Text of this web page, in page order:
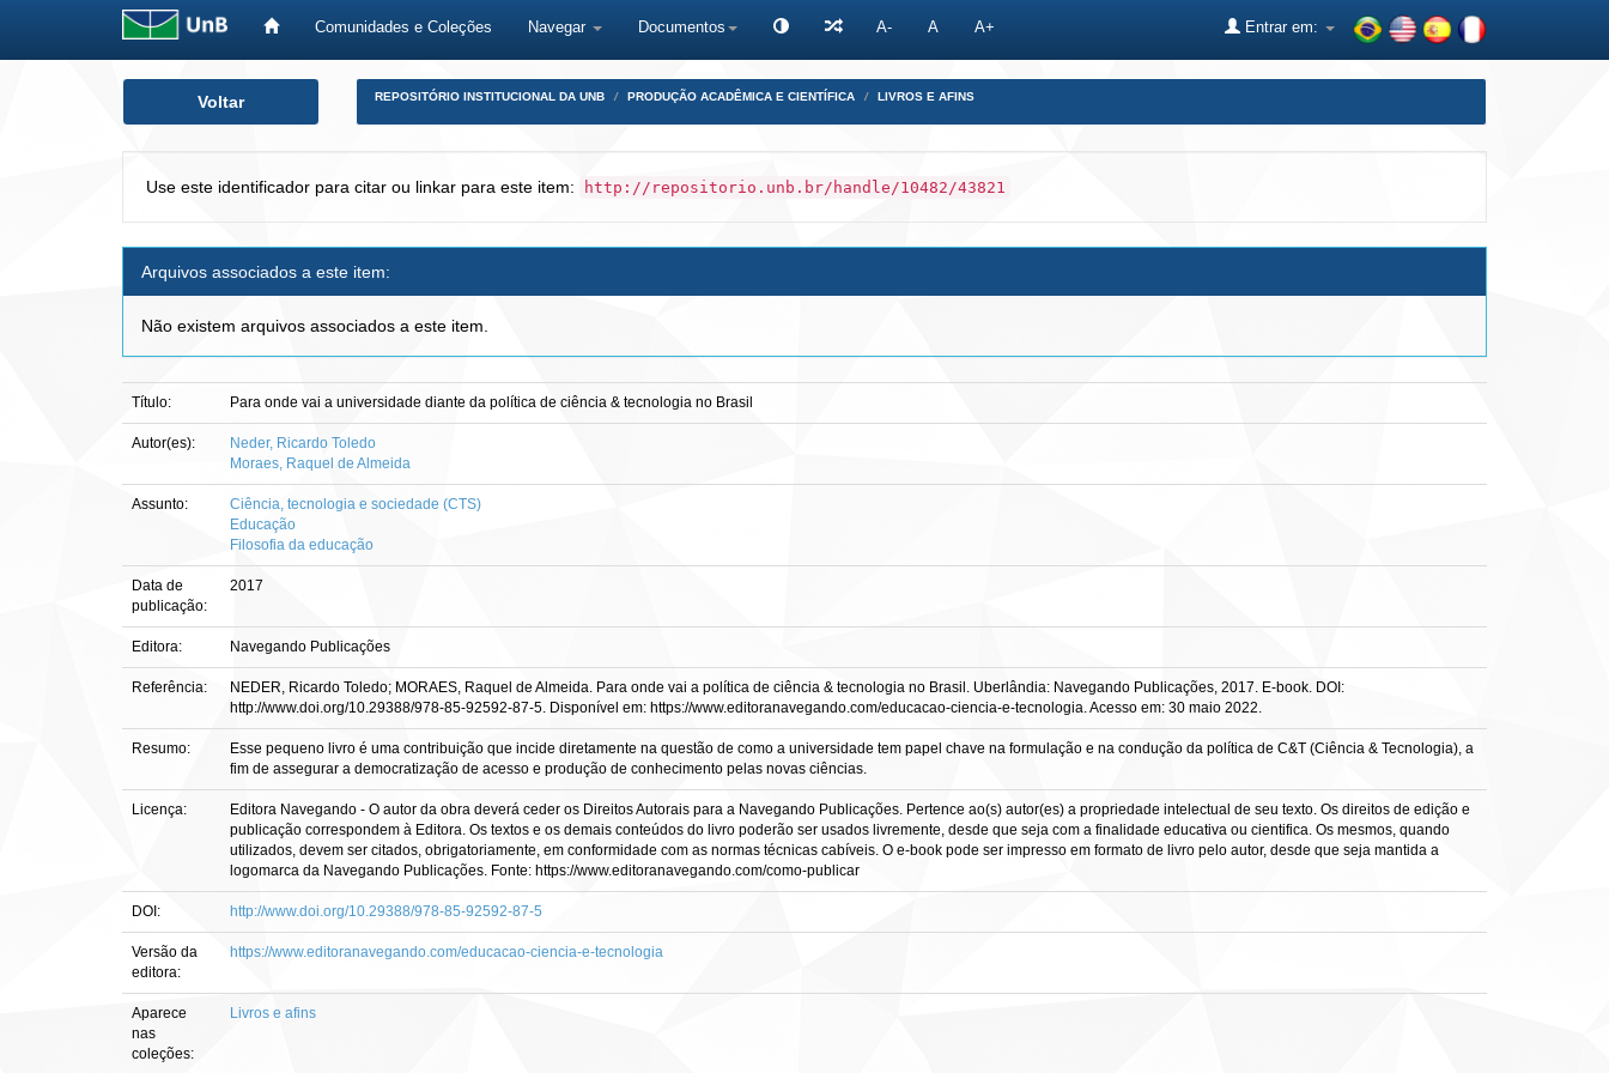
Comunidades e Coleções Navegar Documentos A- A A+ Entrar em:
Voltar REPOSITÓRIO INSTITUCIONAL DA UNB PRODUÇÃO ACADÊMICA E CIENTÍFICA LIVROS E AFINS
Use este identificador para citar ou linkar para este item: http://repositorio.unb.br/handle/10482/43821
Arquivos associados a este item:
Não existem arquivos associados a este item.
Título: Para onde vai a universidade diante da política de ciência & tecnologia no Brasil
Autor(es):
Neder, Ricardo Toledo
Moraes, Raquel de Almeida
Assunto:
Ciência, tecnologia e sociedade (CTS)
Educação
Filosofia da educação
Data de
publicação:
2017
Editora: Navegando Publicações
Referência:
NEDER, Ricardo Toledo; MORAES, Raquel de Almeida. Para onde vai a política de ciência & tecnologia no Brasil. Uberlândia: Navegando Publicações, 2017. E-book. DOI:
http://www.doi.org/10.29388/978-85-92592-87-5. Disponível em: https://www.editoranavegando.com/educacao-ciencia-e-tecnologia. Acesso em: 30 maio 2022.
Resumo:
Esse pequeno livro é uma contribuição que incide diretamente na questão de como a universidade tem papel chave na formulação e na condução da política de C&T (Ciência & Tecnologia), a
fim de assegurar a democratização de acesso e produção de conhecimento pelas novas ciências.
Licença:
Editora Navegando - O autor da obra deverá ceder os Direitos Autorais para a Navegando Publicações. Pertence ao(s) autor(es) a propriedade intelectual de seu texto. Os direitos de edição e
publicação correspondem à Editora. Os textos e os demais conteúdos do livro poderão ser usados livremente, desde que seja com a finalidade educativa ou cientifica. Os mesmos, quando
utilizados, devem ser citados, obrigatoriamente, em conformidade com as normas técnicas cabíveis. O e-book pode ser impresso em formato de livro pelo autor, desde que seja mantida a
logomarca da Navegando Publicações. Fonte: https://www.editoranavegando.com/como-publicar
DOI: http://www.doi.org/10.29388/978-85-92592-87-5
Versão da
editora:
https://www.editoranavegando.com/educacao-ciencia-e-tecnologia
Aparece
nas
coleções:
Livros e afins